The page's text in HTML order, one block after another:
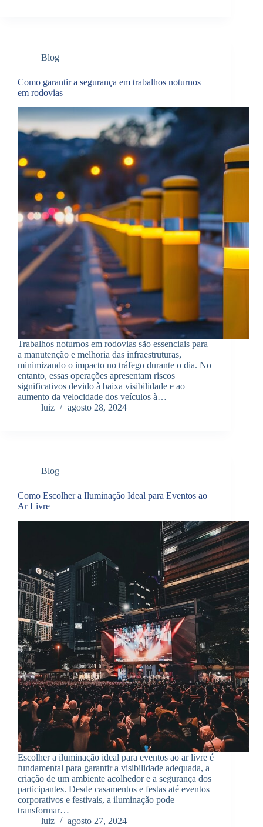
Blog
Como garantir a segurança em trabalhos noturnos
em rodovias
Trabalhos noturnos em rodovias são essenciais para
a manutenção e melhoria das infraestruturas,
minimizando o impacto no tráfego durante o dia. No
entanto, essas operações apresentam riscos
significativos devido à baixa visibilidade e ao
aumento da velocidade dos veículos à…
luiz
agosto 28, 2024
Blog
Como Escolher a Iluminação Ideal para Eventos ao
Ar Livre
Escolher a iluminação ideal para eventos ao ar livre é
fundamental para garantir a visibilidade adequada, a
criação de um ambiente acolhedor e a segurança dos
participantes. Desde casamentos e festas até eventos
corporativos e festivais, a iluminação pode
transformar…
luiz
agosto 27, 2024